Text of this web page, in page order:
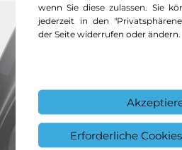
wenn Sie diese zulassen. Sie
jederzeit in den
der Seite widerrufen oder ändern.
Erforderliche